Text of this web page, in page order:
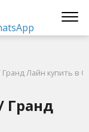
Лайн купить в
Гранд